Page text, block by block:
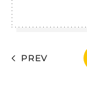
PREV